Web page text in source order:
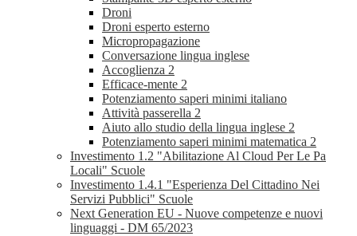
Droni
Droni esperto esterno
Micropropagazione
Conversazione lingua inglese
Accoglienza 2
Efficace-mente 2
Potenziamento saperi minimi italiano
Attività passerella 2
Aiuto allo studio della lingua inglese 2
Potenziamento saperi minimi matematica 2
Investimento 1.2 "Abilitazione Al Cloud Per Le Pa
Locali" Scuole
Investimento 1.4.1 "Esperienza Del Cittadino Nei
Servizi Pubblici" Scuole
Next Generation EU - Nuove competenze e nuovi
linguaggi - DM 65/2023